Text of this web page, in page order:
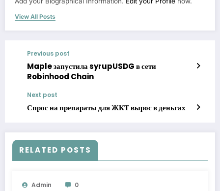
View All Posts
Previous post
Maple запустила syrupUSDG в сети
Robinhood Chain
Next post
Спрос на препараты для ЖКТ вырос в деньгах
RELATED POSTS
Admin 0